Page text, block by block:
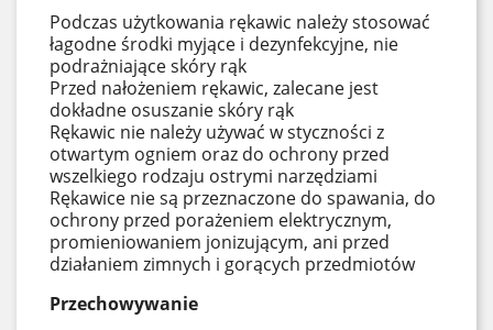
Podczas użytkowania rękawic należy stosować
łagodne środki myjące i dezynfekcyjne, nie
podrażniające skóry rąk
Przed nałożeniem rękawic, zalecane jest
dokładne osuszanie skóry rąk
Rękawic nie należy używać w styczności z
otwartym ogniem oraz do ochrony przed
wszelkiego rodzaju ostrymi narzędziami
Rękawice nie są przeznaczone do spawania, do
ochrony przed porażeniem elektrycznym,
promieniowaniem jonizującym, ani przed
działaniem zimnych i gorących przedmiotów
Przechowywanie